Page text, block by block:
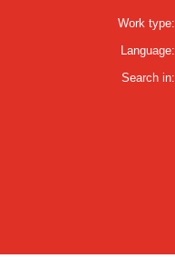
Work type:
Language:
Search in: